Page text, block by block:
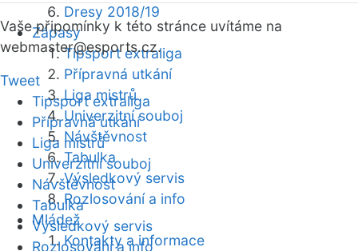
Dresy 2018/19
Zápasy
Tipsport extraliga
Přípravná utkání
Liga mistrů
Univerzitní souboj
Návštěvnost
Tabulka
Výsledkový servis
Rozlosování a info
Mládež
Kontakty a informace
Vaše připomínky k této stránce uvítáme na
webmaster@esports.cz.
Tweet
Tipsport extraliga
Přípravná utkání
Liga mistrů
Univerzitní souboj
Návštěvnost
Tabulka
Výsledkový servis
Rozlosování a info